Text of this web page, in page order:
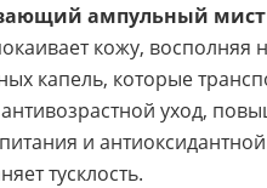
ампульный мист
кожу, восполняя
капель, которые
уход,
и
тусклость.